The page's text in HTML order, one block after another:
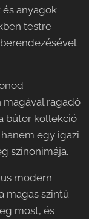
anyagok
testre
magával ragadó
bútor kollekció
egy igazi
szinonimája.
modern
magas szintű
most, és